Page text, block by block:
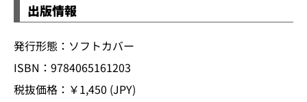
出版情報
発行形態：ソフトカバー
ISBN：9784065161203
税抜価格：￥1,450 (JPY)